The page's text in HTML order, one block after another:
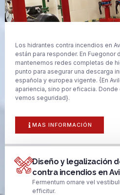
Los hidrantes contra incendios en
están para responder. En Fuegonor
mantenemos redes completas de
punto para asegurar una descarga
española y europea vigente. {En
apariencia, sino por eficacia.
vemos seguridad}.
MAS INFORMACIÓN
Diseño y legalización
contra incendios en
Fermentum ornare vel
efficitur.